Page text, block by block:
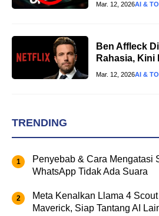
Mar. 12, 2026AI &
Ben Affleck
Rahasia,
Mar. 12, 2026AI &
TRENDING
Penyebab & Cara Mengatasi
WhatsApp Tidak Ada Suara
Meta Kenalkan Llama 4
Maverick, Siap Tantang AI